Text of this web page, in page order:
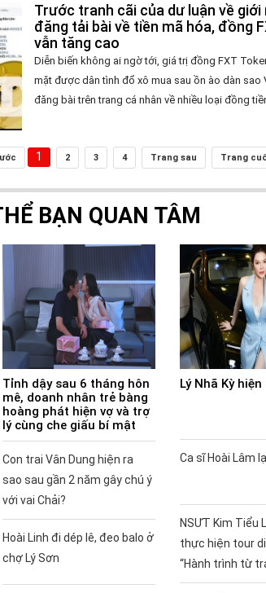
Trước tranh cãi của dư luận về giới
đăng tải bài về tiền mã hóa, đồng
vẫn tăng cao
Diễn biến không ai ngờ tới, giá trị đồng FXT
mặt được dân tình đổ xô mua sau ồn ào dàn sao
đăng bài trên trang cá nhân về nhiều loại đồng
1 2 3 4 Trang sau Trang
BẠN QUAN TÂM
Tỉnh dậy sau 6 tháng hôn
mê, doanh nhân trẻ bàng
hoàng phát hiện vợ và trợ
lý cùng che giấu bí mật
Con trai Vân Dung hiện ra
sao sau gần 2 năm gây chú ý
với vai Chải?
Hoài Linh đi dép lê, đeo balo ở
chợ Lý Sơn
Lý Nhã Kỳ
Ca sĩ Hoài Lâm
NSƯT Kim Tiểu
thực hiện tour
“Hành trình từ